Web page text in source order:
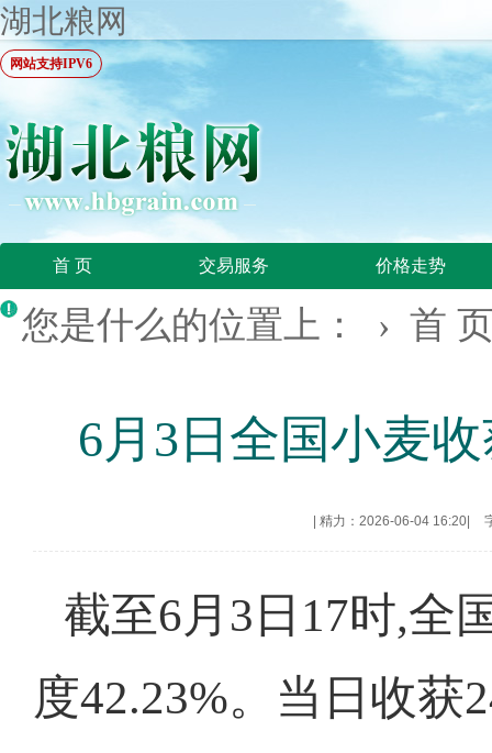
湖北粮网
网站支持IPV6
首 页 交易服务 价格走势
您是什么的位置上： › 首
6月3日全国小麦
精力：2026-06-04 16:20
截至6月3日17时,全
度42.23%。当日收获